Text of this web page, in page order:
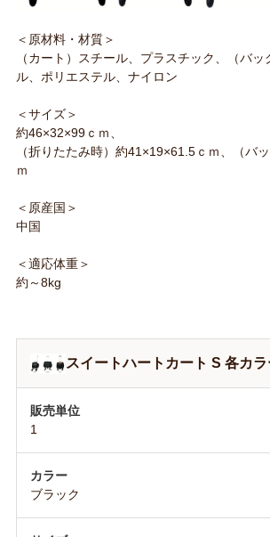
＜原材料・材質＞
（カート）スチール、プラスチック、（バ
ル、ポリエステル、ナイロン
＜サイズ＞
約46×32×99ｃｍ、
（折りたたみ時）約41×19×61.5ｃｍ、（バ
ｍ
＜原産国＞
中国
＜適応体重＞
約～8kg
スイートハートカート S 各カラ
1
ブラック